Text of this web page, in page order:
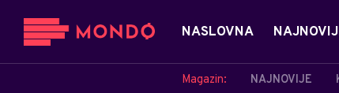
NASLOVNA
Magazin: NAJNOVIJE